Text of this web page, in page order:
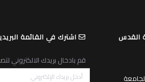
القدس
اشترك في القائمة
قم بادخال بريدك الالكتروني